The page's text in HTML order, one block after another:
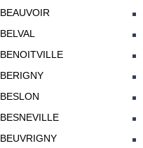
BEAUVOIR
BELVAL
BENOITVILLE
BERIGNY
BESLON
BESNEVILLE
BEUVRIGNY